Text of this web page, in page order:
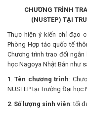
CHƯƠNG TRÌNH
(NUSTEP) TẠI
Thực hiện ý kiến chỉ đạo
Phòng Hợp tác quốc tế
Chương trình trao đổi ngắn
học Nagoya Nhật Bản như
1 .Tên chương trình:
NUSTEP tại Trường Đại học
2. Số lượng sinh viên: tối